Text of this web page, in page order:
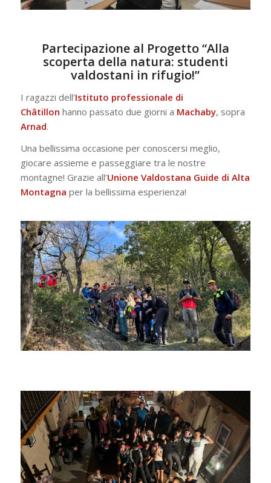
Partecipazione al Progetto “Alla
scoperta della natura: studenti
valdostani in rifugio!”
I ragazzi dell’Istituto professionale di
Châtillon hanno passato due giorni a Machaby, sopra
Arnad.
Una bellissima occasione per conoscersi meglio,
giocare assieme e passeggiare tra le nostre
montagne! Grazie all’Unione Valdostana Guide di Alta
Montagna per la bellissima esperienza!